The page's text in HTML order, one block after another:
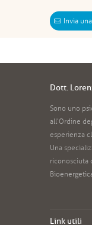
Invia
Dott.
Sono uno
all’Ordine
esperienza
Una
riconosciuta
Link utili